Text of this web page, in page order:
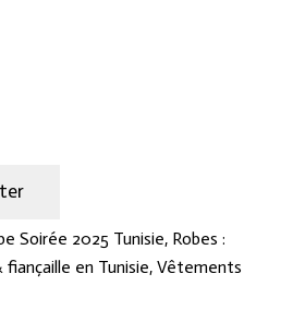
Soirée 2025 Tunisie, Robes :
en Tunisie, Vêtements